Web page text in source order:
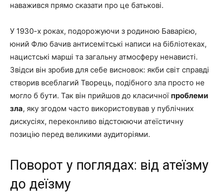
наважився прямо сказати про це батькові.
У 1930-х роках, подорожуючи з родиною Баварією,
юний Флю бачив антисемітські написи на бібліотеках,
нацистські марші та загальну атмосферу ненависті.
Звідси він зробив для себе висновок: якби світ справді
створив всеблагий Творець, подібного зла просто не
могло б бути. Так він прийшов до класичної проблеми
зла, яку згодом часто використовував у публічних
дискусіях, переконливо відстоюючи атеїстичну
позицію перед великими аудиторіями.
Поворот у поглядах: від атеїзму
до деїзму